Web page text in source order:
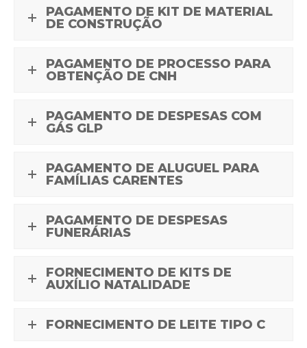
PAGAMENTO DE KIT DE MATERIAL
DE CONSTRUÇÃO
PAGAMENTO DE PROCESSO PARA
OBTENÇÃO DE CNH
PAGAMENTO DE DESPESAS COM
GÁS GLP
PAGAMENTO DE ALUGUEL PARA
FAMÍLIAS CARENTES
PAGAMENTO DE DESPESAS
FUNERÁRIAS
FORNECIMENTO DE KITS DE
AUXÍLIO NATALIDADE
FORNECIMENTO DE LEITE TIPO C